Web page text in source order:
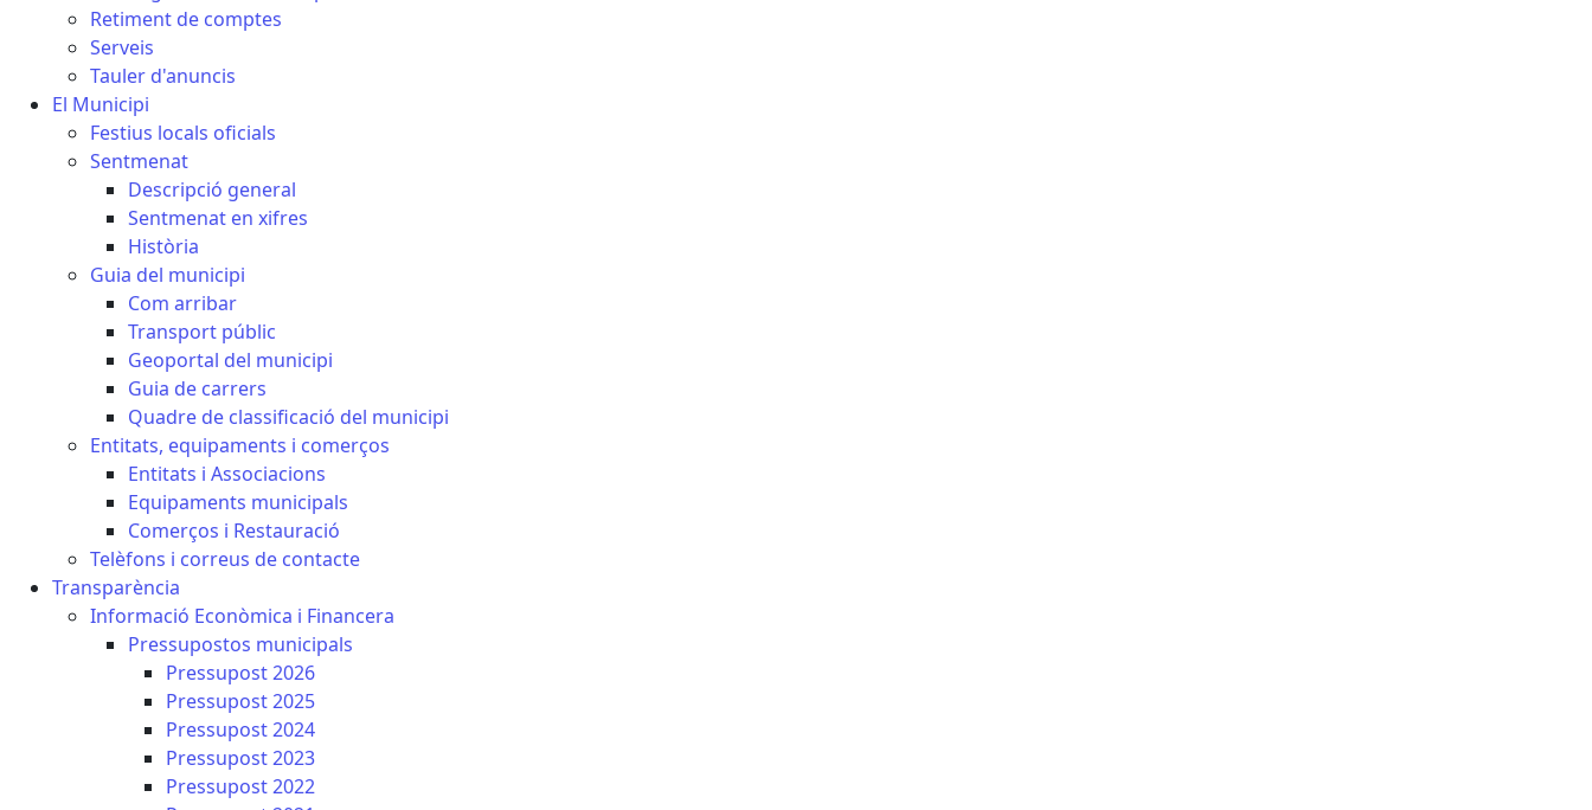
Retiment de comptes
Serveis
Tauler d'anuncis
El Municipi
Festius locals oficials
Sentmenat
Descripció general
Sentmenat en xifres
Història
Guia del municipi
Com arribar
Transport públic
Geoportal del municipi
Guia de carrers
Quadre de classificació del municipi
Entitats, equipaments i comerços
Entitats i Associacions
Equipaments municipals
Comerços i Restauració
Telèfons i correus de contacte
Transparència
Informació Econòmica i Financera
Pressupostos municipals
Pressupost 2026
Pressupost 2025
Pressupost 2024
Pressupost 2023
Pressupost 2022